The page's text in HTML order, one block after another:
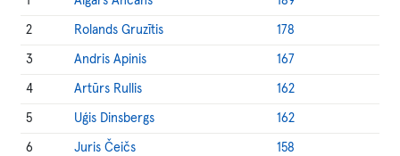
2 Rolands Gruzītis 178
3 Andris Apinis 167
4 Artūrs Rullis 162
5 Uģis Dinsbergs 162
6 Juris Čeičs 158